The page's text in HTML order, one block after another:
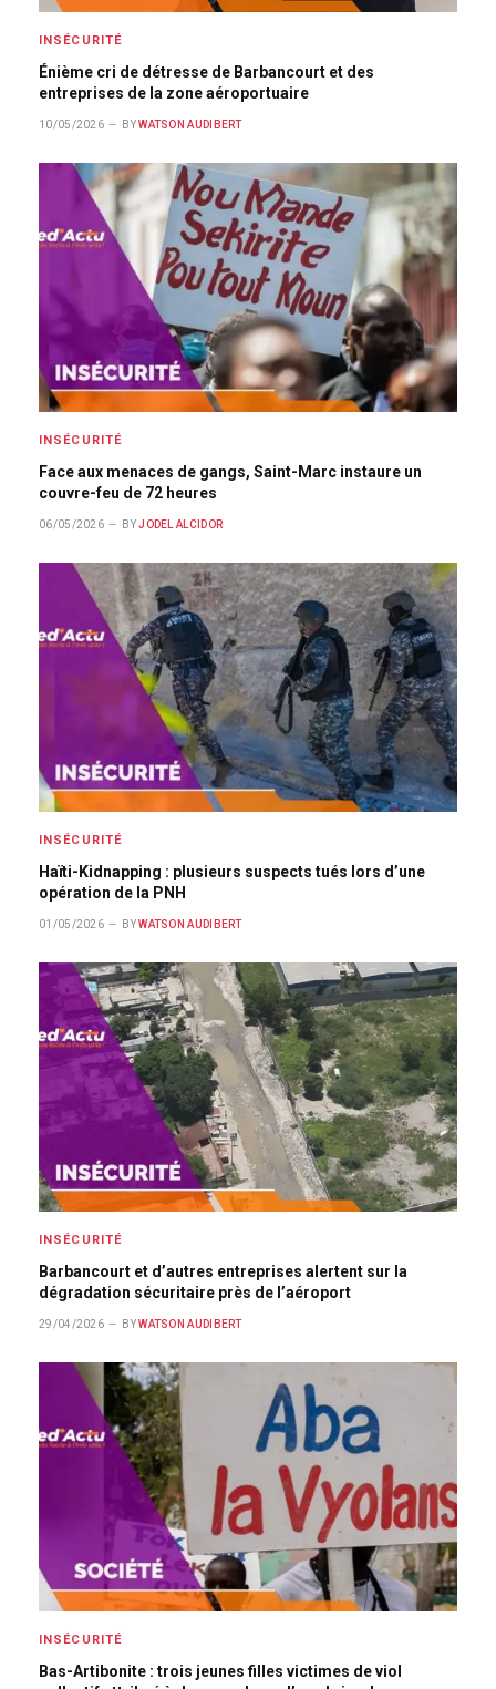
INSÉCURITÉ
Énième cri de détresse de Barbancourt et des
entreprises de la zone aéroportuaire
10/05/2026 BY WATSON AUDIBERT
INSÉCURITÉ
Face aux menaces de gangs, Saint-Marc instaure un
couvre-feu de 72 heures
06/05/2026 BY JODEL ALCIDOR
INSÉCURITÉ
Haïti-Kidnapping : plusieurs suspects tués lors d’une
opération de la PNH
01/05/2026 BY WATSON AUDIBERT
INSÉCURITÉ
Barbancourt et d’autres entreprises alertent sur la
dégradation sécuritaire près de l’aéroport
29/04/2026 BY WATSON AUDIBERT
INSÉCURITÉ
Bas-Artibonite : trois jeunes filles victimes de viol